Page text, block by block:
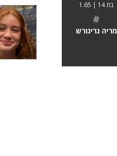
בת 14 | 1.65
#
מריה גריגורש